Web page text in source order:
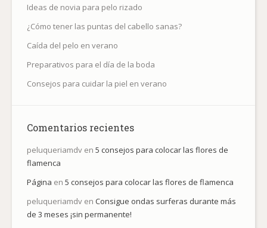
Ideas de novia para pelo rizado
¿Cómo tener las puntas del cabello sanas?
Caída del pelo en verano
Preparativos para el día de la boda
Consejos para cuidar la piel en verano
Comentarios recientes
peluqueriamdv en 5 consejos para colocar las flores de
flamenca
Página en 5 consejos para colocar las flores de flamenca
peluqueriamdv en Consigue ondas surferas durante más
de 3 meses ¡sin permanente!